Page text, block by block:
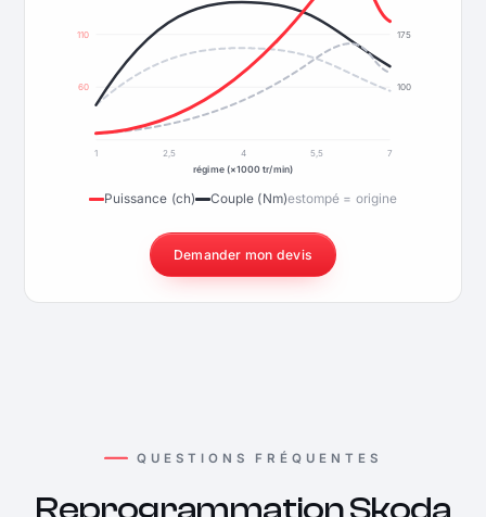
60
110
100
175
1 2,5 4 5,5
7
régime (×1000 tr/min)
Puissance (ch) Couple (Nm)estompé = origine
Demander mon devis
QUESTIONS FRÉQUENTES
Reprogrammation Skoda